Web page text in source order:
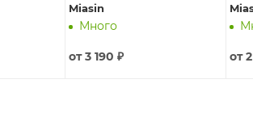
Miasin
Много
от3 190 ₽ от